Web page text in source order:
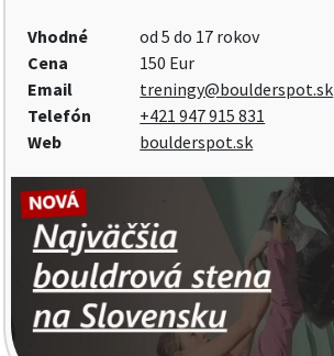
Vhodné
od 5 do 17 rokov
Cena
150 Eur
Email
treningy@boulderspot.sk
Telefón
+421 947 915 831
Web
boulderspot.sk